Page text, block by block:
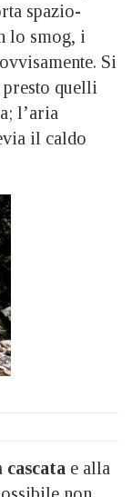
spazio-
lo smog, i
Si
quelli
l’aria
il caldo
cascata e alla